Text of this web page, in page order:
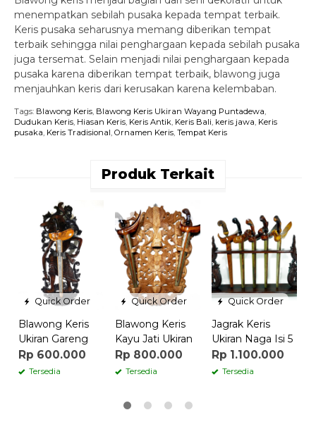
menempatkan sebilah pusaka kepada tempat terbaik.
Keris pusaka seharusnya memang diberikan tempat
terbaik sehingga nilai penghargaan kepada sebilah pusaka
juga tersemat. Selain menjadi nilai penghargaan kepada
pusaka karena diberikan tempat terbaik, blawong juga
menjauhkan keris dari kerusakan karena kelembaban.
Tags: Blawong Keris Blawong Keris Ukiran Wayang Puntadewa
Dudukan Keris Hiasan Keris Keris Antik Keris Bali keris jawa Keris
pusaka Keris Tradisional Ornamen Keris Tempat Keris
Produk Terkait
Quick Order
Blawong Keris
Ukiran Gareng
Rp 600.000
Tersedia
Quick Order
Blawong Keris
Kayu Jati Ukiran
Rp 800.000
Tersedia
Quick Order
Jagrak Keris
Ukiran Naga Isi 5
Rp 1.100.000
Tersedia